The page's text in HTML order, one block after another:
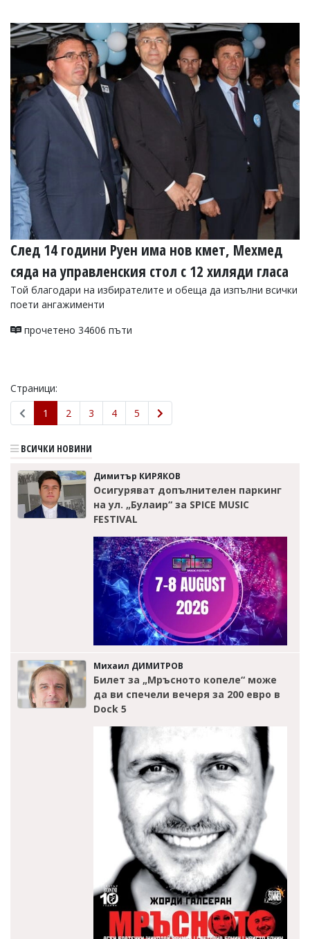
След 14 години Руен има нов кмет, Мехмед
сяда на управленския стол с 12 хиляди гласа
Той благодари на избирателите и обеща да изпълни всички
поети ангажименти
прочетено 34606 пъти
Страници:
1
2 3 4 5
ВСИЧКИ НОВИНИ
Димитър КИРЯКОВ
Осигуряват допълнителен паркинг
на ул. „Булаир“ за SPICE MUSIC
FESTIVAL
Михаил ДИМИТРОВ
Билет за „Мръсното копеле“ може
да ви спечели вечеря за 200 евро в
Dock 5